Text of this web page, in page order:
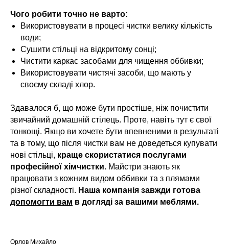
Чого робити точно не варто:
Використовувати в процесі чистки велику кількість
води;
Сушити стільці на відкритому сонці;
Чистити каркас засобами для чищення оббивки;
Використовувати чистячі засоби, що мають у
своєму складі хлор.
Здавалося б, що може бути простіше, ніж почистити
звичайний домашній стілець. Проте, навіть тут є свої
тонкощі. Якщо ви хочете бути впевненими в результаті
та в тому, що після чистки вам не доведеться купувати
нові стільці, краще скористатися послугами
професійної хімчистки. Майстри знають як
працювати з кожним видом оббивки та з плямами
різної складності. Наша компанія завжди готова
допомогти вам в догляді за вашими меблями.
Орлов Михайло